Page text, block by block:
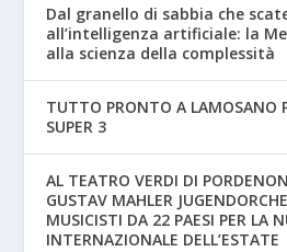
Dal granello di sabbia che
all’intelligenza artificiale: la
alla scienza della complessità
TUTTO PRONTO A LAMOSANO
SUPER 3
AL TEATRO VERDI DI
GUSTAV MAHLER
MUSICISTI DA 22 PAESI PER LA
INTERNAZIONALE DELL’ESTATE